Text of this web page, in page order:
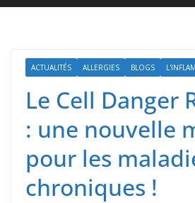
ACTUALITÉS ALLERGIES BLOGS
Le Cell Danger
: une nouvelle
pour les
chroniques !